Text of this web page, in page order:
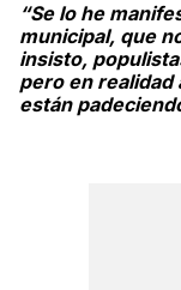
“Se lo he
municipal, que
insisto,
pero en realidad
están